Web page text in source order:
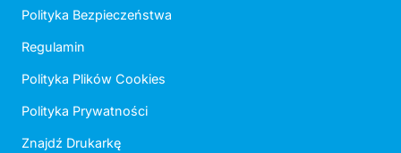
Polityka Bezpieczeństwa
Regulamin
Polityka Plików Cookies
Polityka Prywatności
Znajdź Drukarkę